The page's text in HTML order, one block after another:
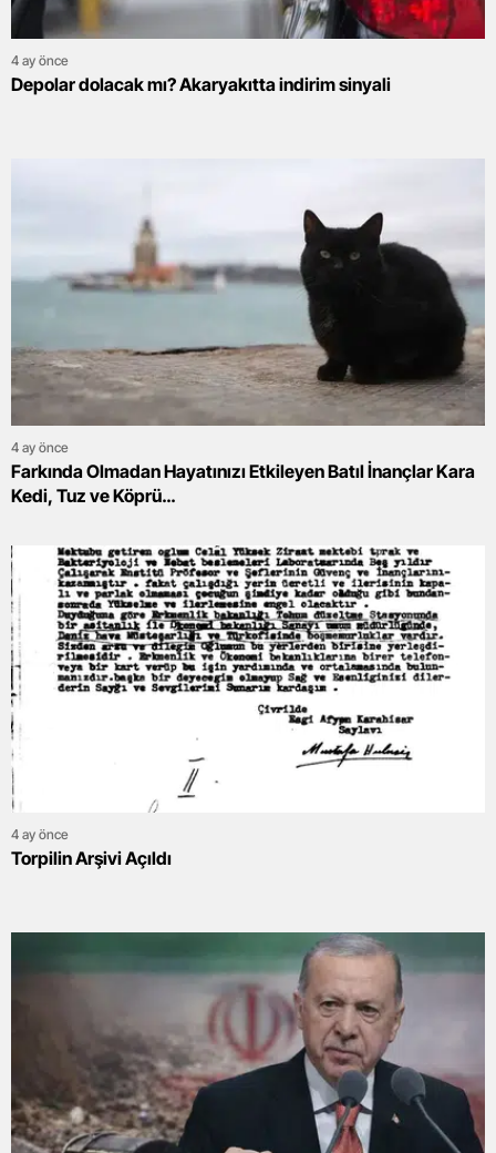
4 ay önce
Depolar dolacak mı? Akaryakıtta indirim sinyali
4 ay önce
Farkında Olmadan Hayatınızı Etkileyen Batıl İnançlar Kara
Kedi, Tuz ve Köprü…
4 ay önce
Torpilin Arşivi Açıldı